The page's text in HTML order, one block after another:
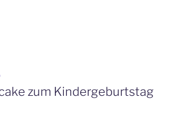
zum Kindergeburtstag